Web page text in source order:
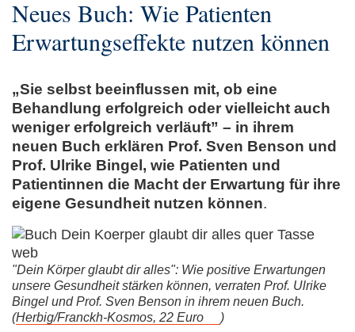
Neues Buch: Wie Patienten
Erwartungseffekte nutzen können
„Sie selbst beeinflussen mit, ob eine
Behandlung erfolgreich oder vielleicht auch
weniger erfolgreich verläuft” – in ihrem
neuen Buch erklären Prof. Sven Benson und
Prof. Ulrike Bingel, wie Patienten und
Patientinnen die Macht der Erwartung für ihre
eigene Gesundheit nutzen können.
"Dein Körper glaubt dir alles": Wie positive Erwartungen
unsere Gesundheit stärken können, verraten Prof. Ulrike
Bingel und Prof. Sven Benson in ihrem neuen Buch.
(Herbig/Franckh-Kosmos, 22 Euro )